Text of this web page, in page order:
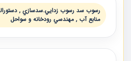
رسوب سد رسوب زدايي.سدسازي ,
منابع آب , مهندسي رودخانه و سواحل